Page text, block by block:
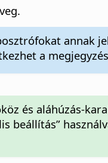
annak
a
és aláhúzás-
beállítás”